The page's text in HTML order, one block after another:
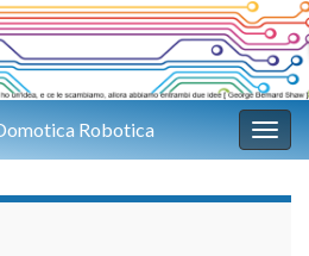
Robotica